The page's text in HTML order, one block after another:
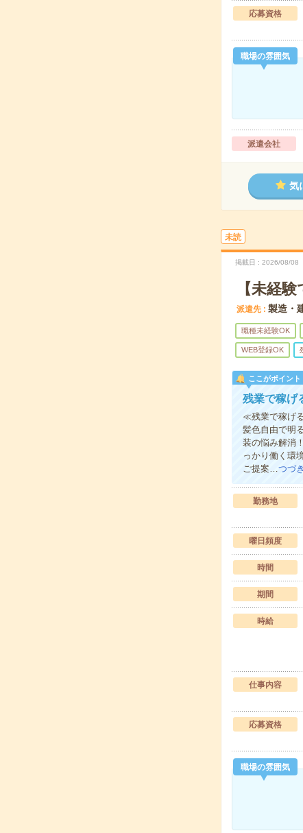
応募資格
職場の雰囲気
派遣会社
気
未読
掲載日 2026/08/08
【未経
派遣先 製造・
職種未経験OK
WEB登録OK
ここがポイント
残業で稼げ
≪残業で稼げ
髪色自由で明
装の悩み解消
っかり働く環
ご提案…つづ
勤務地
曜日頻度
時間
期間
時給
仕事内容
応募資格
職場の雰囲気